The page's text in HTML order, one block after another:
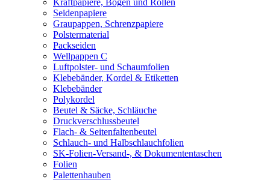
Kraftpapiere, Bögen und Rollen
Seidenpapiere
Graupappen, Schrenzpapiere
Polstermaterial
Packseiden
Wellpappen C
Luftpolster- und Schaumfolien
Klebebänder, Kordel & Etiketten
Klebebänder
Polykordel
Beutel & Säcke, Schläuche
Druckverschlussbeutel
Flach- & Seitenfaltenbeutel
Schlauch- und Halbschlauchfolien
SK-Folien-Versand-, & Dokumententaschen
Folien
Palettenhauben